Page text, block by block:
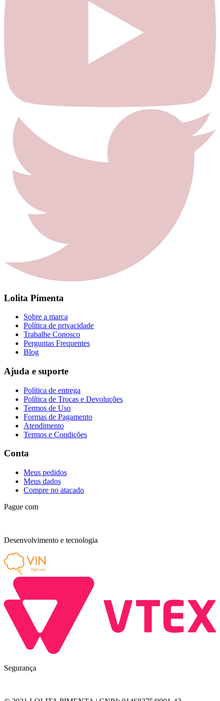
Lolita Pimenta
Sobre a marca
Política de privacidade
Trabalhe Conosco
Perguntas Frequentes
Blog
Ajuda e suporte
Política de entrega
Política de Trocas e Devoluções
Termos de Uso
Formas de Pagamento
Atendimento
Termos e Condições
Conta
Meus pedidos
Meus dados
Compre no atacado
Pague com
Desenvolvimento e tecnologia
Segurança